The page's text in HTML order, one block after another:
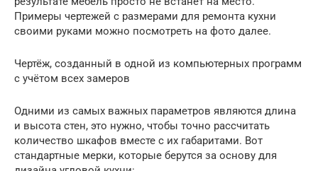
Примеры чертежей с размерами для ремонта кухни
своими руками можно посмотреть на фото далее.
Чертёж, созданный в одной из компьютерных программ
с учётом всех замеров
Одними из самых важных параметров являются длина
и высота стен, это нужно, чтобы точно рассчитать
количество шкафов вместе с их габаритами. Вот
стандартные мерки, которые берутся за основу для